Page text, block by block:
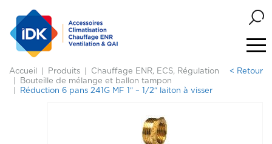
Accueil Produits
Chauffage ENR, ECS, Régulation
Bouteille de mélange et ballon tampon
Réduction 6 pans 241G MF 1″ – 1/2″ laiton à visser
< Retour